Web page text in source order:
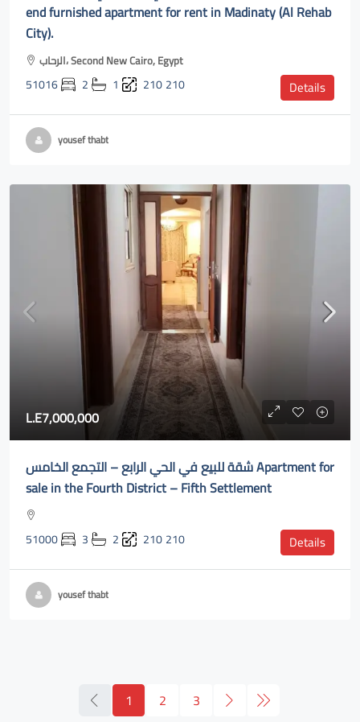
end furnished apartment for rent in Madinaty (Al Rehab
City).
الرحاب، Second New Cairo, Egypt
51016 2 1 210210 Details
yousef thabt
L.E7,000,000
شقة للبيع في الحي الرابع – التجمع الخامس Apartment for
sale in the Fourth District – Fifth Settlement
51000 3 2 210210 Details
yousef thabt
1 2 3